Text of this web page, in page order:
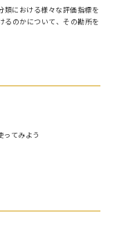
類における様々な評価指標を
るのかについて、その勘所を
てみよう